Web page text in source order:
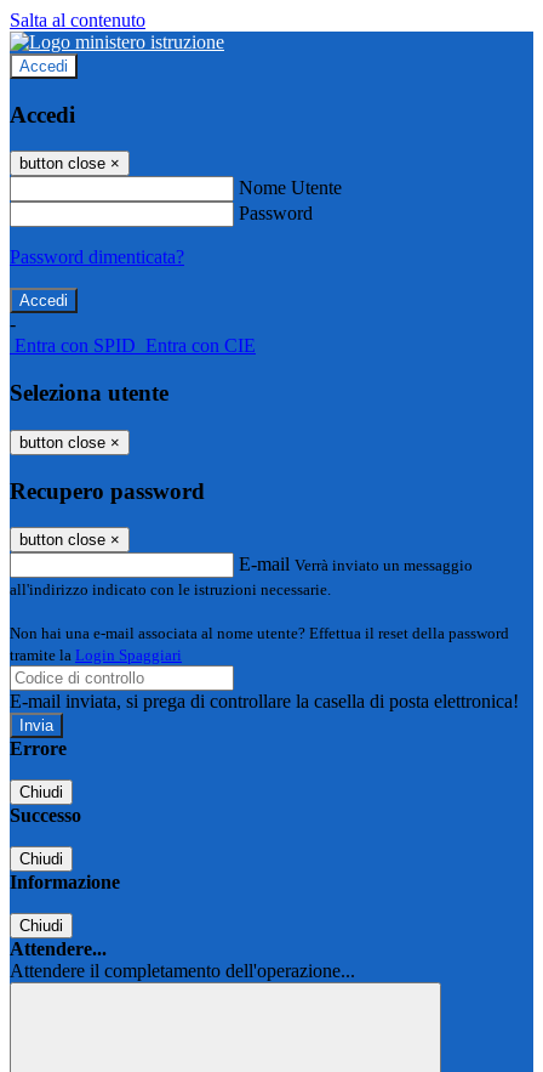
Salta al contenuto
Accedi
Accedi
button close ×
Nome Utente
Password
Password dimenticata?
-
Entra con SPID Entra con CIE
Seleziona utente
button close ×
Recupero password
button close ×
E-mail Verrà inviato un messaggio
all'indirizzo indicato con le istruzioni necessarie.
Non hai una e-mail associata al nome utente? Effettua il reset della password
tramite la Login Spaggiari
E-mail inviata, si prega di controllare la casella di posta elettronica!
Errore
Chiudi
Successo
Chiudi
Informazione
Chiudi
Attendere...
Attendere il completamento dell'operazione...